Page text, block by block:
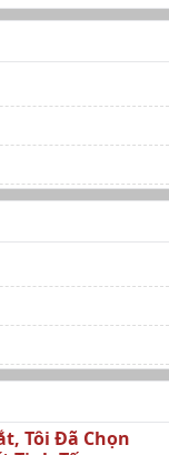
Tôi Đã Chọn